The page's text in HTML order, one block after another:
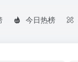
今日热榜